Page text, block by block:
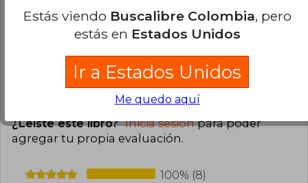
aún están en la búsqueda de sus propósitos, este
es libro adecuado.
Cargar más opiniones del libro
¿Leíste este libro? Inicia sesiónpara poder
agregar tu propia evaluación.
100% (8)
Estás viendo Buscalibre Colombia, pero
estás en Estados Unidos
Ir a Estados Unidos
Me quedo aquí